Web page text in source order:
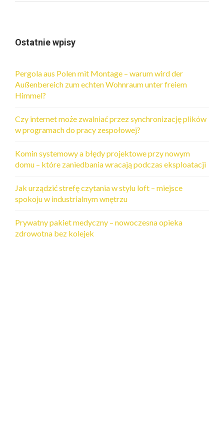
Ostatnie wpisy
Pergola aus Polen mit Montage – warum wird der
Außenbereich zum echten Wohnraum unter freiem
Himmel?
Czy internet może zwalniać przez synchronizację plików
w programach do pracy zespołowej?
Komin systemowy a błędy projektowe przy nowym
domu – które zaniedbania wracają podczas eksploatacji
Jak urządzić strefę czytania w stylu loft – miejsce
spokoju w industrialnym wnętrzu
Prywatny pakiet medyczny – nowoczesna opieka
zdrowotna bez kolejek